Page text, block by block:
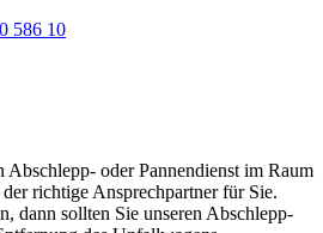
586 10
Abschlepp- oder Pannendienst im Raum
richtige Ansprechpartner für Sie.
dann sollten Sie unseren Abschlepp-